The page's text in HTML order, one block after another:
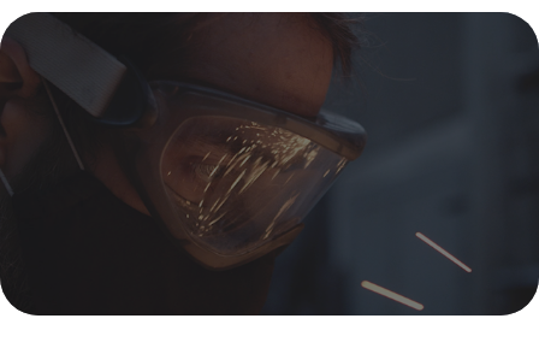
CUT OF JINDŘICH CHALUPECKÝ AWARD / ČT ART